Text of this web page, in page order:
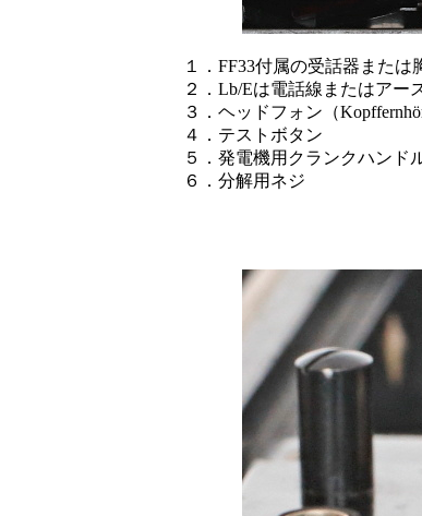
１．FF33付属の受話器または
２．Lb/Eは電話線またはアー
３．ヘッドフォン（
４．テストボタン
５．発電機用クランクハンド
６．分解用ネジ